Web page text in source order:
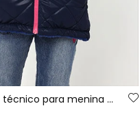
Parka em tecido técnico para menina azul-marinho acolchoada